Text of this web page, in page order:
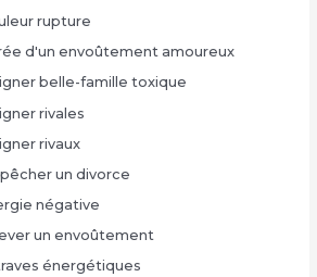
rupture
d'un envoûtement amoureux
belle-famille toxique
rivales
rivaux
un divorce
négative
un envoûtement
énergétiques